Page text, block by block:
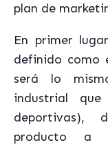
plan de
En primer
definido como
será lo
industrial
deportivas),
producto a